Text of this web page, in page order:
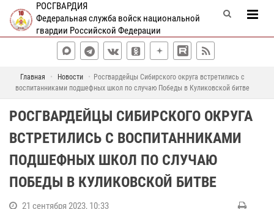
РОСГВАРДИЯ
Федеральная служба войск национальной
гвардии Российской Федерации
Главная Новости
Росгвардейцы Сибирского округа встретились с
воспитанниками подшефных школ по случаю Победы в Куликовской битве
РОСГВАРДЕЙЦЫ СИБИРСКОГО ОКРУГА
ВСТРЕТИЛИСЬ С ВОСПИТАННИКАМИ
ПОДШЕФНЫХ ШКОЛ ПО СЛУЧАЮ
ПОБЕДЫ В КУЛИКОВСКОЙ БИТВЕ
21 сентября 2023, 10:33